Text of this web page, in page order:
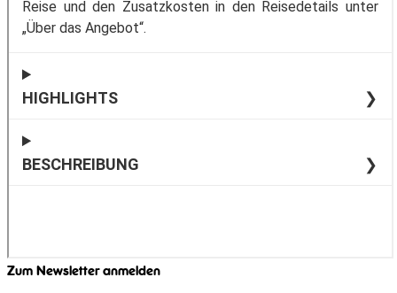
Zum Newsletter anmelden